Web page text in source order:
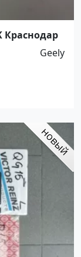
Краснодар
Geely